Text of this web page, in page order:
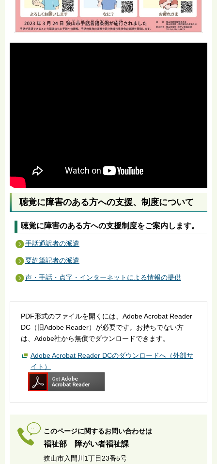
聴覚に障害のある方への支援、制度について
聴覚に障害のある方への支援制度をご案内します。
手話通訳者の派遣
要約筆記者の派遣
声・手話・点字・インターネットによる情報の提供
PDF形式のファイルを開くには、Adobe Acrobat Reader
DC（旧Adobe Reader）が必要です。お持ちでない方
は、Adobe社から無償でダウンロードできます。
Adobe Acrobat Reader DCのダウンロードへ（外部サ
イト）
このページに関するお問い合わせは
福祉部 障がい者福祉課
狭山市入間川1丁目23番5号